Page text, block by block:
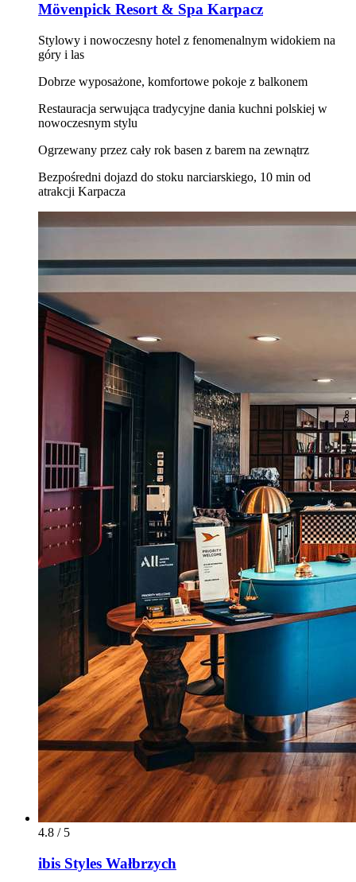
Mövenpick Resort & Spa Karpacz
Stylowy i nowoczesny hotel z fenomenalnym widokiem na
góry i las
Dobrze wyposażone, komfortowe pokoje z balkonem
Restauracja serwująca tradycyjne dania kuchni polskiej w
nowoczesnym stylu
Ogrzewany przez cały rok basen z barem na zewnątrz
Bezpośredni dojazd do stoku narciarskiego, 10 min od
atrakcji Karpacza
4.8 / 5
ibis Styles Wałbrzych